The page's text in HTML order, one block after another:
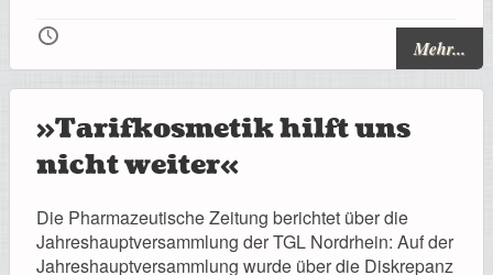
🕔 Mehr...
»Tarifkosmetik hilft uns
nicht weiter«
Die Pharmazeutische Zeitung berichtet über die
Jahreshauptversammlung der TGL Nordrhein: Auf der
Jahreshauptversammlung wurde über die Diskrepanz